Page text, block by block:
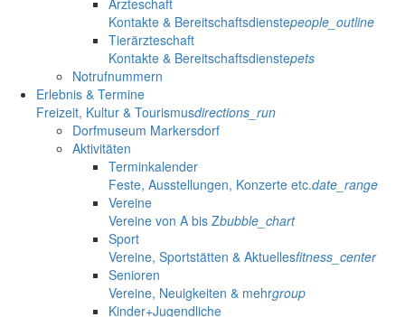
Kontakte & Bereitschaftsdienstepeople_outline
Tierärzteschaft
Kontakte & Bereitschaftsdienstepets
Notrufnummern
Erlebnis & Termine
Freizeit, Kultur & Tourismusdirections_run
Dorfmuseum Markersdorf
Aktivitäten
Terminkalender
Feste, Ausstellungen, Konzerte etc.date_range
Vereine
Vereine von A bis Zbubble_chart
Sport
Vereine, Sportstätten & Aktuellesfitness_center
Senioren
Vereine, Neuigkeiten & mehrgroup
Kinder+Jugendliche